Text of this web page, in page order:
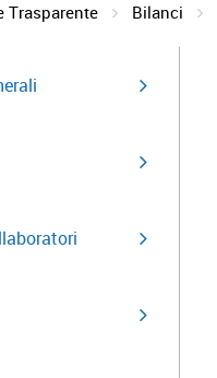
Trasparente Bilanci